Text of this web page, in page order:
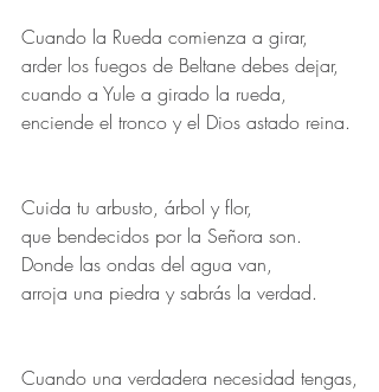
Cuando la Rueda comienza a girar,
arder los fuegos de Beltane debes dejar,
cuando a Yule a girado la rueda,
enciende el tronco y el Dios astado reina.
Cuida tu arbusto, árbol y flor,
que bendecidos por la Señora son.
Donde las ondas del agua van,
arroja una piedra y sabrás la verdad.